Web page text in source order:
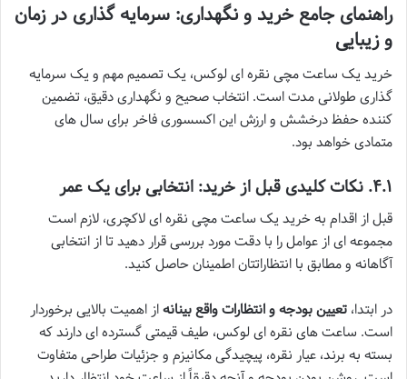
راهنمای جامع خرید و نگهداری: سرمایه گذاری در زمان
و زیبایی
خرید یک ساعت مچی نقره ای لوکس، یک تصمیم مهم و یک سرمایه
گذاری طولانی مدت است. انتخاب صحیح و نگهداری دقیق، تضمین
کننده حفظ درخشش و ارزش این اکسسوری فاخر برای سال های
متمادی خواهد بود.
۴.۱. نکات کلیدی قبل از خرید: انتخابی برای یک عمر
قبل از اقدام به خرید یک ساعت مچی نقره ای لاکچری، لازم است
مجموعه ای از عوامل را با دقت مورد بررسی قرار دهید تا از انتخابی
آگاهانه و مطابق با انتظاراتتان اطمینان حاصل کنید.
در ابتدا، تعیین بودجه و انتظارات واقع بینانهاز اهمیت بالایی برخوردار
است. ساعت های نقره ای لوکس، طیف قیمتی گسترده ای دارند که
بسته به برند، عیار نقره، پیچیدگی مکانیزم و جزئیات طراحی متفاوت